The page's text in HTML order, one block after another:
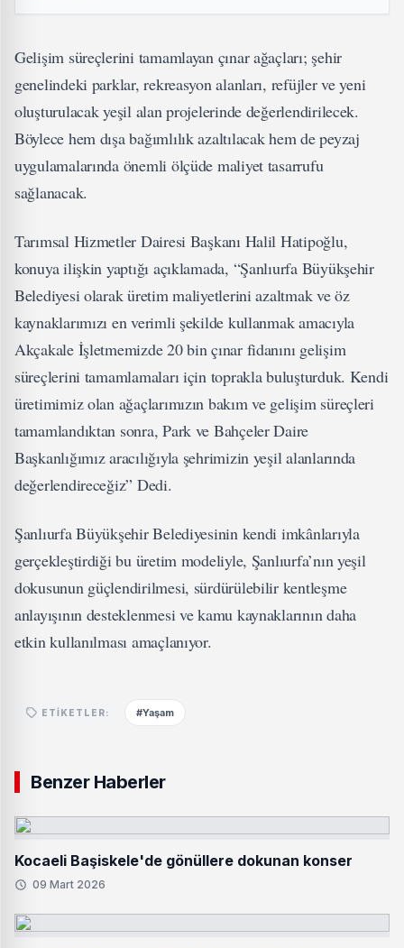
Gelişim süreçlerini tamamlayan çınar ağaçları; şehir
genelindeki parklar, rekreasyon alanları, refüjler ve yeni
oluşturulacak yeşil alan projelerinde değerlendirilecek.
Böylece hem dışa bağımlılık azaltılacak hem de peyzaj
uygulamalarında önemli ölçüde maliyet tasarrufu
sağlanacak.
Tarımsal Hizmetler Dairesi Başkanı Halil Hatipoğlu,
konuya ilişkin yaptığı açıklamada, “Şanlıurfa Büyükşehir
Belediyesi olarak üretim maliyetlerini azaltmak ve öz
kaynaklarımızı en verimli şekilde kullanmak amacıyla
Akçakale İşletmemizde 20 bin çınar fidanını gelişim
süreçlerini tamamlamaları için toprakla buluşturduk. Kendi
üretimimiz olan ağaçlarımızın bakım ve gelişim süreçleri
tamamlandıktan sonra, Park ve Bahçeler Daire
Başkanlığımız aracılığıyla şehrimizin yeşil alanlarında
değerlendireceğiz” Dedi.
Şanlıurfa Büyükşehir Belediyesinin kendi imkânlarıyla
gerçekleştirdiği bu üretim modeliyle, Şanlıurfa’nın yeşil
dokusunun güçlendirilmesi, sürdürülebilir kentleşme
anlayışının desteklenmesi ve kamu kaynaklarının daha
etkin kullanılması amaçlanıyor.
ETIKETLER: #Yaşam
Benzer Haberler
Kocaeli Başiskele'de gönüllere dokunan konser
09 Mart 2026